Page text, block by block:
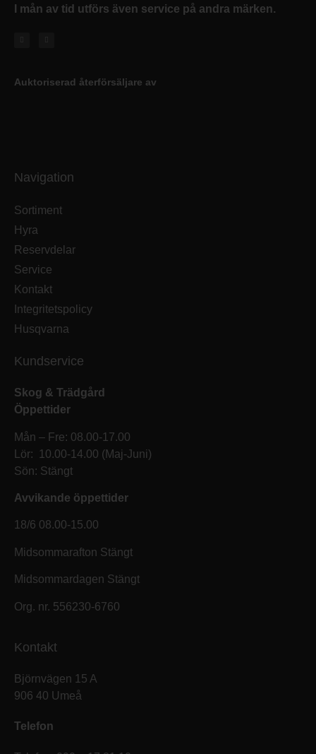
I mån av tid utförs även service på andra märken.
Auktoriserad återförsäljare av
Navigation
Sortiment
Hyra
Reservdelar
Service
Kontakt
Integritetspolicy
Husqvarna
Kundservice
Skog & Trädgård
Öppettider
Mån – Fre: 08.00-17.00
Lör: 10.00-14.00 (Maj-Juni)
Sön: Stängt
Avvikande öppettider
18/6 08.00-15.00
Midsommarafton Stängt
Midsommardagen Stängt
Org. nr. 556230-6760
Kontakt
Björnvägen 15 A
906 40 Umeå
Telefon